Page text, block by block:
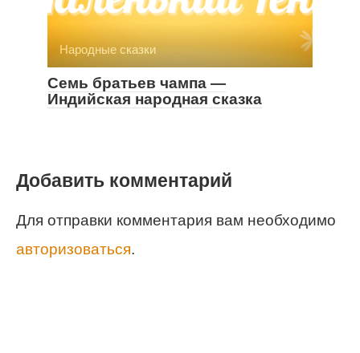
Народные сказки
Семь братьев чампа —
Индийская народная сказка
Добавить комментарий
Для отправки комментария вам необходимо
авторизоваться.